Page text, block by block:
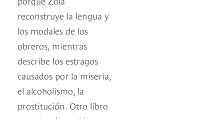
reconstruye la lengua y
los modales de los
obreros, mientras
describe los estragos
causados por la miseria,
el alcoholismo, la
prostitución. Otro libro